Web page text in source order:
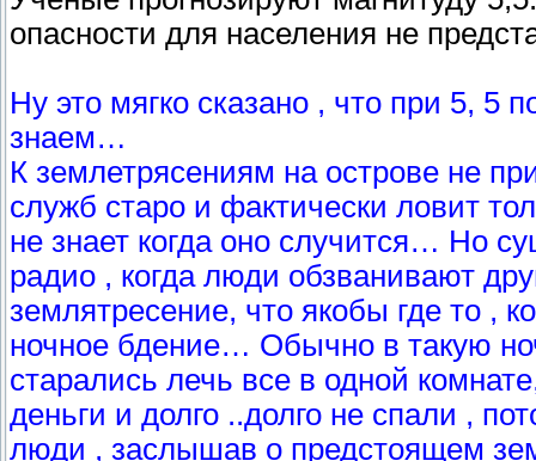
опасности для населения не
Ну это мягко сказано , что при 5,
знаем…
К землетрясениям на острове не
служб старо и фактически ловит
не знает когда оно случится… Но
радио , когда люди обзванивают
землятресение, что якобы где то ,
ночное бдение… Обычно в такую
старались лечь все в одной
деньги и долго ..долго не спали ,
люди , заслышав о предстоящем